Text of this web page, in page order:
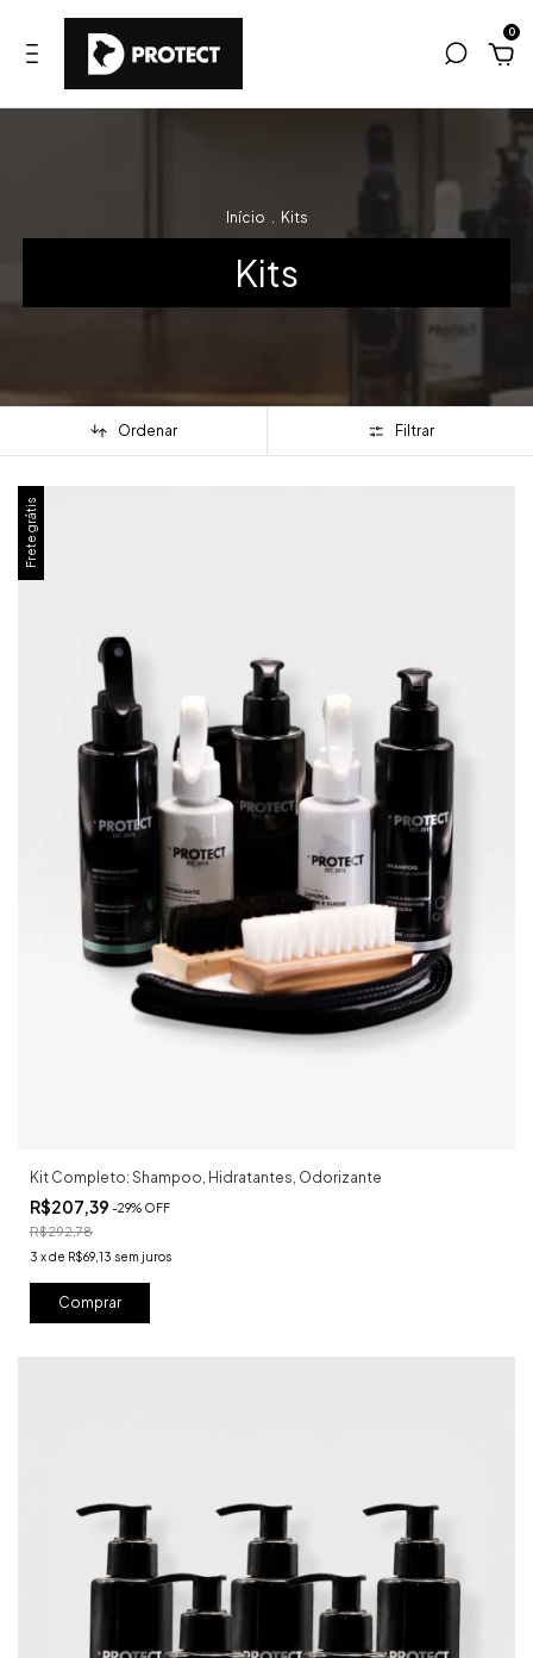
0
Início Kits
Kits
Ordenar Filtrar
Frete grátis
Kit Completo: Shampoo, Hidratantes, Odorizante
R$207,39 -29% OFF
R$292,78
3 xde R$69,13 sem juros